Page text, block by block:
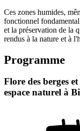
Ces zones humides,
fonctionnel
et la préservation de la
rendus à la nature et à
Programme
Flore des berges
espace naturel à